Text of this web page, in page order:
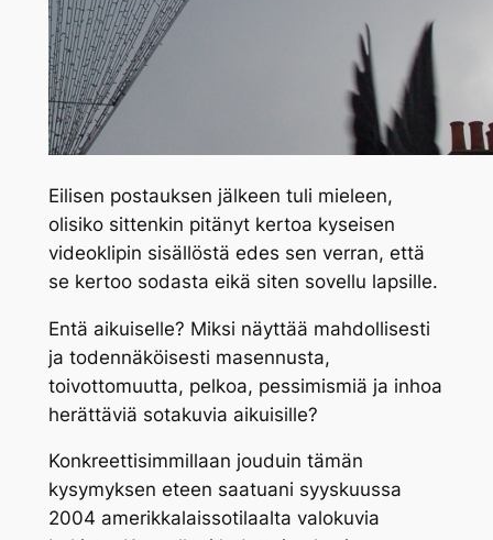
Eilisen postauksen jälkeen tuli mieleen,
olisiko sittenkin pitänyt kertoa kyseisen
videoklipin sisällöstä edes sen verran, että
se kertoo sodasta eikä siten sovellu lapsille.
Entä aikuiselle? Miksi näyttää mahdollisesti
ja todennäköisesti masennusta,
toivottomuutta, pelkoa, pessimismiä ja inhoa
herättäviä sotakuvia aikuisille?
Konkreettisimmillaan jouduin tämän
kysymyksen eteen saatuani syyskuussa
2004 amerikkalaissotilaalta valokuvia